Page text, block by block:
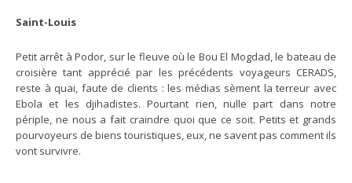
Saint-Louis
Petit arrêt à Podor, sur le fleuve où le Bou El Mogdad, le bateau de
croisière tant apprécié par les précédents voyageurs CERADS,
reste à quai, faute de clients : les médias sèment la terreur avec
Ebola et les djihadistes. Pourtant rien, nulle part dans notre
périple, ne nous a fait craindre quoi que ce soit. Petits et grands
pourvoyeurs de biens touristiques, eux, ne savent pas comment ils
vont survivre.